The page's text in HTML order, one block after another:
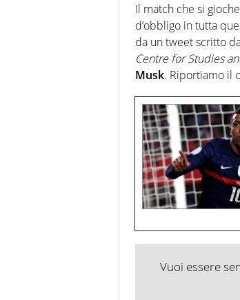
Il match che si
d’obbligo in tutta
da un tweet scritto
Centre for Studies
Musk. Riportiamo il
Vuoi essere